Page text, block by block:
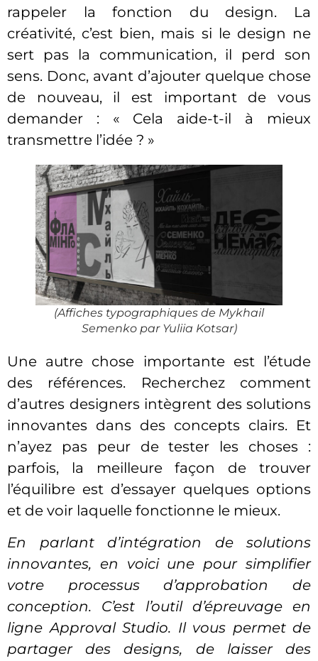
rappeler la fonction du design. La
créativité, c’est bien, mais si le design ne
sert pas la communication, il perd son
sens. Donc, avant d’ajouter quelque chose
de nouveau, il est important de vous
demander : « Cela aide-t-il à mieux
transmettre l’idée ? »
(Affiches typographiques de Mykhail
Semenko par Yuliia Kotsar)
Une autre chose importante est l’étude
des références. Recherchez comment
d’autres designers intègrent des solutions
innovantes dans des concepts clairs. Et
n’ayez pas peur de tester les choses :
parfois, la meilleure façon de trouver
l’équilibre est d’essayer quelques options
et de voir laquelle fonctionne le mieux.
En parlant d’intégration de solutions
innovantes, en voici une pour simplifier
votre processus d’approbation de
conception. C’est l’outil d’épreuvage en
ligne Approval Studio. Il vous permet de
partager des designs, de laisser des